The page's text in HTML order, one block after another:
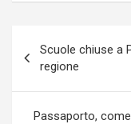
articoli
Scuole chiuse a
regione
Passaporto,